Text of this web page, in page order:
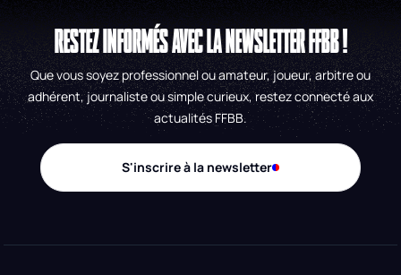
RESTEZ INFORMÉS AVEC LA NEWSLETTER FFBB !
Que vous soyez professionnel ou amateur, joueur, arbitre ou
adhérent, journaliste ou simple curieux, restez connecté aux
actualités FFBB.
S'inscrire à la newsletter